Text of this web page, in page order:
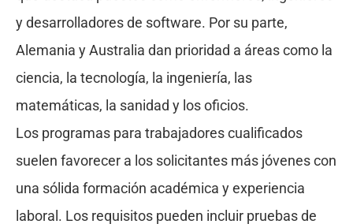
y desarrolladores de software. Por su parte,
Alemania y Australia dan prioridad a áreas como la
ciencia, la tecnología, la ingeniería, las
matemáticas, la sanidad y los oficios.
Los programas para trabajadores cualificados
suelen favorecer a los solicitantes más jóvenes con
una sólida formación académica y experiencia
laboral. Los requisitos pueden incluir pruebas de